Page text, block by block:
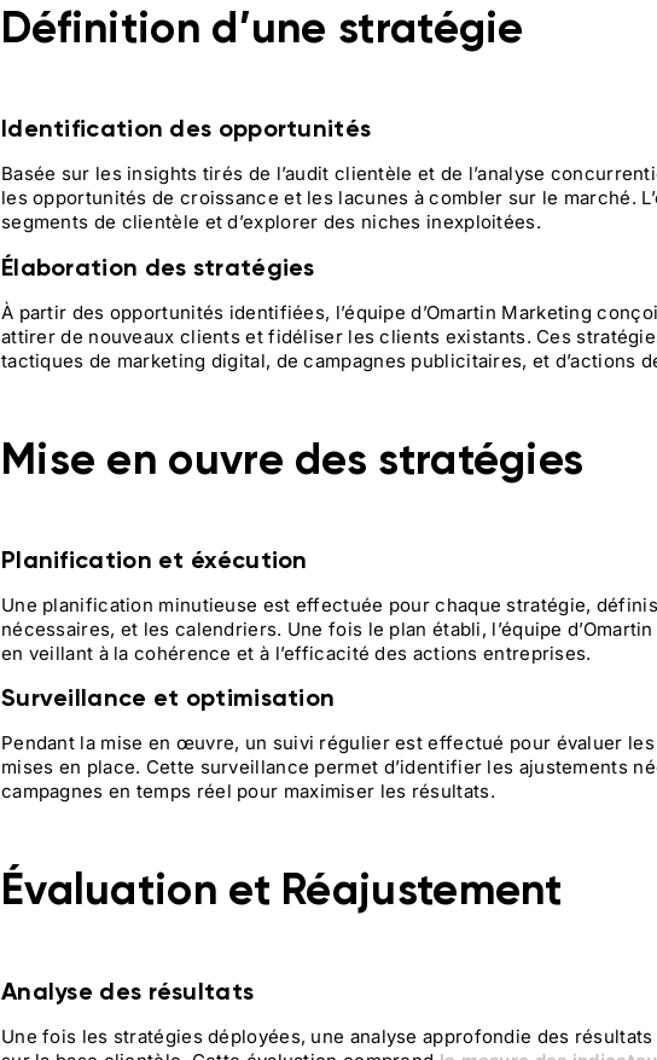
Définition d’une stratégie
Identification des opportunités
Basée sur les insights tirés de l’audit clientèle et de l’analyse
les opportunités de croissance et les lacunes à combler sur le marché.
segments de clientèle et d’explorer des niches inexploitées.
Élaboration des stratégies
À partir des opportunités identifiées, l’équipe d’Omartin Marketing
attirer de nouveaux clients et fidéliser les clients existants. Ces
tactiques de marketing digital, de campagnes publicitaires, et d’actions
Mise en ouvre des stratégies
Planification et éxécution
Une planification minutieuse est effectuée pour chaque stratégie,
nécessaires, et les calendriers. Une fois le plan établi, l’équipe
en veillant à la cohérence et à l’efficacité des actions entreprises.
Surveillance et optimisation
Pendant la mise en œuvre, un suivi régulier est effectué pour évaluer
mises en place. Cette surveillance permet d’identifier les ajustements
campagnes en temps réel pour maximiser les résultats.
Évaluation et Réajustement
Analyse des résultats
Une fois les stratégies déployées, une analyse approfondie des